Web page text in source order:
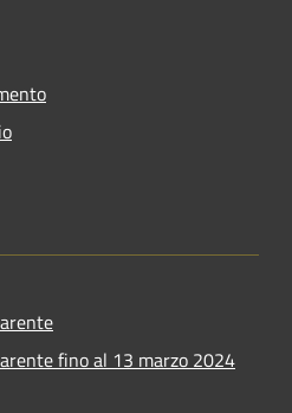
fino al 13 marzo 2024